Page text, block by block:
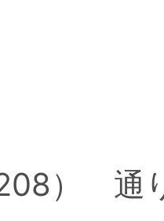
） 通